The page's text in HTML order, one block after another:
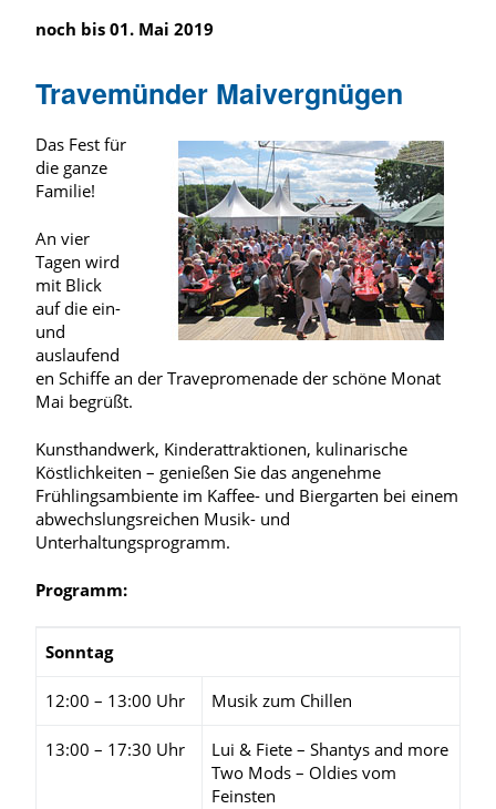
noch bis 01. Mai 2019
Travemünder Maivergnügen
Das Fest für
die ganze
Familie!
An vier
Tagen wird
mit Blick
auf die ein-
und
auslaufend
en Schiffe an der Travepromenade der schöne Monat
Mai begrüßt.
Kunsthandwerk, Kinderattraktionen, kulinarische
Köstlichkeiten – genießen Sie das angenehme
Frühlingsambiente im Kaffee- und Biergarten bei einem
abwechslungsreichen Musik- und
Unterhaltungsprogramm.
Programm:
Sonntag
12:00 – 13:00 Uhr Musik zum Chillen
13:00 – 17:30 Uhr
Lui & Fiete – Shantys and more
Two Mods – Oldies vom
Feinsten